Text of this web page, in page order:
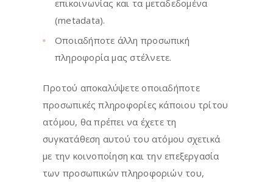
επικοινωνίας και τα μεταδεδομένα
(metadata).
Οποιαδήποτε άλλη προσωπική
πληροφορία μας στέλνετε.
Προτού αποκαλύψετε οποιαδήποτε
προσωπικές πληροφορίες κάποιου τρίτου
ατόμου, θα πρέπει να έχετε τη
συγκατάθεση αυτού του ατόμου σχετικά
με την κοινοποίηση και την επεξεργασία
των προσωπικών πληροφοριών του,